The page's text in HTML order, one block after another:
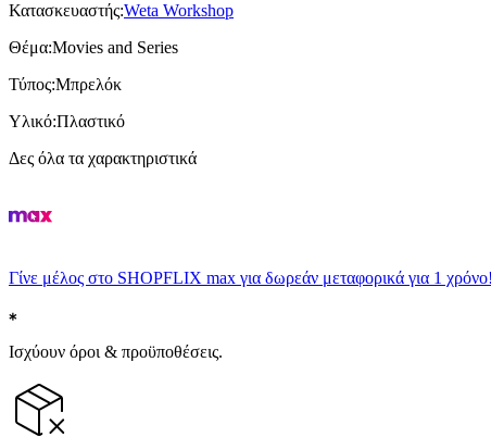
Κατασκευαστής:Weta Workshop
Θέμα:Movies and Series
Τύπος:Μπρελόκ
Υλικό:Πλαστικό
Δες όλα τα χαρακτηριστικά
Γίνε μέλος στο SHOPFLIX max για δωρεάν μεταφορικά για 1 χρόνο!
Ισχύουν όροι & προϋποθέσεις.